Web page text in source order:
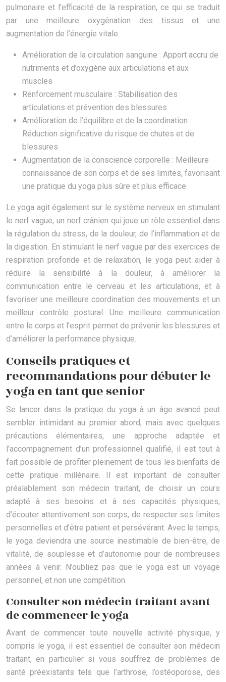
pulmonaire et l’efficacité de la respiration, ce qui se traduit
par une meilleure oxygénation des tissus et une
augmentation de l’énergie vitale.
Amélioration de la circulation sanguine : Apport accru de
nutriments et d’oxygène aux articulations et aux
muscles
Renforcement musculaire : Stabilisation des
articulations et prévention des blessures
Amélioration de l’équilibre et de la coordination :
Réduction significative du risque de chutes et de
blessures
Augmentation de la conscience corporelle : Meilleure
connaissance de son corps et de ses limites, favorisant
une pratique du yoga plus sûre et plus efficace
Le yoga agit également sur le système nerveux en stimulant
le nerf vague, un nerf crânien qui joue un rôle essentiel dans
la régulation du stress, de la douleur, de l’inflammation et de
la digestion. En stimulant le nerf vague par des exercices de
respiration profonde et de relaxation, le yoga peut aider à
réduire la sensibilité à la douleur, à améliorer la
communication entre le cerveau et les articulations, et à
favoriser une meilleure coordination des mouvements et un
meilleur contrôle postural. Une meilleure communication
entre le corps et l’esprit permet de prévenir les blessures et
d’améliorer la performance physique.
Conseils pratiques et
recommandations pour débuter le
yoga en tant que senior
Se lancer dans la pratique du yoga à un âge avancé peut
sembler intimidant au premier abord, mais avec quelques
précautions élémentaires, une approche adaptée et
l’accompagnement d’un professionnel qualifié, il est tout à
fait possible de profiter pleinement de tous les bienfaits de
cette pratique millénaire. Il est important de consulter
préalablement son médecin traitant, de choisir un cours
adapté à ses besoins et à ses capacités physiques,
d’écouter attentivement son corps, de respecter ses limites
personnelles et d’être patient et persévérant. Avec le temps,
le yoga deviendra une source inestimable de bien-être, de
vitalité, de souplesse et d’autonomie pour de nombreuses
années à venir. N’oubliez pas que le yoga est un voyage
personnel, et non une compétition.
Consulter son médecin traitant avant
de commencer le yoga
Avant de commencer toute nouvelle activité physique, y
compris le yoga, il est essentiel de consulter son médecin
traitant, en particulier si vous souffrez de problèmes de
santé préexistants tels que l’arthrose, l’ostéoporose, des